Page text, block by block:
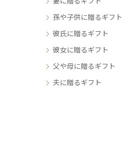
孫や子供に贈るギフト
彼氏に贈るギフト
彼女に贈るギフト
父や母に贈るギフト
夫に贈るギフト